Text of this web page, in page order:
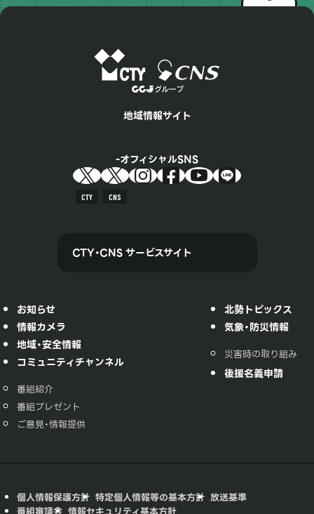
地域情報サイト
オフィシャルSNS
CTY CNS
CTY・CNS サービスサイト
お知らせ
情報カメラ
地域・安全情報
コミュニティチャンネル
番組紹介
番組プレゼント
ご意見・情報提供
北勢トピックス
気象・防災情報
災害時の取り組み
後援名義申請
個人情報保護方針 特定個人情報等の基本方針 放送基準